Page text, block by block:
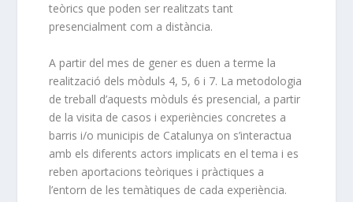
teòrics que poden ser realitzats tant
presencialment com a distància.
A partir del mes de gener es duen a terme la
realització dels mòduls 4, 5, 6 i 7. La metodologia
de treball d’aquests mòduls és presencial, a partir
de la visita de casos i experiències concretes a
barris i/o municipis de Catalunya on s’interactua
amb els diferents actors implicats en el tema i es
reben aportacions teòriques i pràctiques a
l’entorn de les temàtiques de cada experiència.